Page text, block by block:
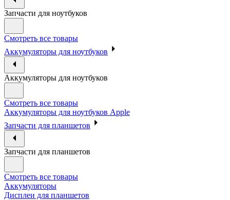
Запчасти для ноутбуков
Смотреть все товары
Аккумуляторы для ноутбуков
Аккумуляторы для ноутбуков
Смотреть все товары
Аккумуляторы для ноутбуков Apple
Запчасти для планшетов
Запчасти для планшетов
Смотреть все товары
Аккумуляторы
Дисплеи для планшетов